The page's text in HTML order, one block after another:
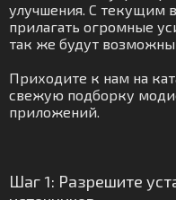
улучшения. С текущим
прилагать огромные
так же будут
Приходите к нам на
свежую подборку
приложений.
Шаг 1: Разрешите